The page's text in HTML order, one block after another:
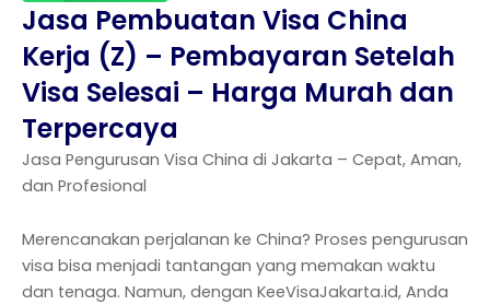
Jasa Pembuatan Visa China
Kerja (Z) – Pembayaran Setelah
Visa Selesai – Harga Murah dan
Terpercaya
Jasa Pengurusan Visa China di Jakarta – Cepat, Aman,
dan Profesional
Merencanakan perjalanan ke China? Proses pengurusan
visa bisa menjadi tantangan yang memakan waktu
dan tenaga. Namun, dengan KeeVisaJakarta.id, Anda